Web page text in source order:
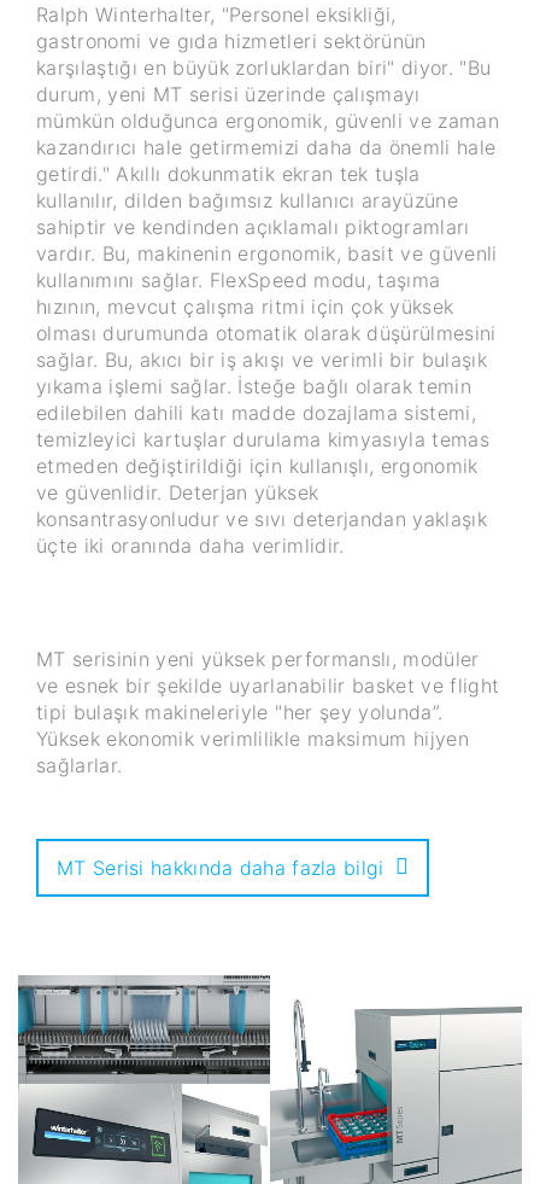
Ralph Winterhalter, "Personel eksikliği,
gastronomi ve gıda hizmetleri sektörünün
karşılaştığı en büyük zorluklardan biri" diyor. "Bu
durum, yeni MT serisi üzerinde çalışmayı
mümkün olduğunca ergonomik, güvenli ve zaman
kazandırıcı hale getirmemizi daha da önemli hale
getirdi." Akıllı dokunmatik ekran tek tuşla
kullanılır, dilden bağımsız kullanıcı arayüzüne
sahiptir ve kendinden açıklamalı piktogramları
vardır. Bu, makinenin ergonomik, basit ve güvenli
kullanımını sağlar. FlexSpeed modu, taşıma
hızının, mevcut çalışma ritmi için çok yüksek
olması durumunda otomatik olarak düşürülmesini
sağlar. Bu, akıcı bir iş akışı ve verimli bir bulaşık
yıkama işlemi sağlar. İsteğe bağlı olarak temin
edilebilen dahili katı madde dozajlama sistemi,
temizleyici kartuşlar durulama kimyasıyla temas
etmeden değiştirildiği için kullanışlı, ergonomik
ve güvenlidir. Deterjan yüksek
konsantrasyonludur ve sıvı deterjandan yaklaşık
üçte iki oranında daha verimlidir.
MT serisinin yeni yüksek performanslı, modüler
ve esnek bir şekilde uyarlanabilir basket ve flight
tipi bulaşık makineleriyle "her şey yolunda”.
Yüksek ekonomik verimlilikle maksimum hijyen
sağlarlar.
MT Serisi hakkında daha fazla bilgi